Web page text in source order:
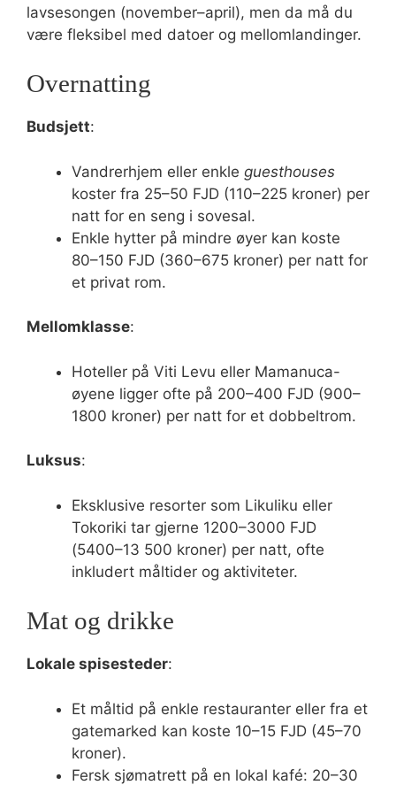
lavsesongen (november–april), men da må du
være fleksibel med datoer og mellomlandinger.
Overnatting
Budsjett:
Vandrerhjem eller enkle guesthouses
koster fra 25–50 FJD (110–225 kroner) per
natt for en seng i sovesal.
Enkle hytter på mindre øyer kan koste
80–150 FJD (360–675 kroner) per natt for
et privat rom.
Mellomklasse:
Hoteller på Viti Levu eller Mamanuca-
øyene ligger ofte på 200–400 FJD (900–
1800 kroner) per natt for et dobbeltrom.
Luksus:
Eksklusive resorter som Likuliku eller
Tokoriki tar gjerne 1200–3000 FJD
(5400–13 500 kroner) per natt, ofte
inkludert måltider og aktiviteter.
Mat og drikke
Lokale spisesteder:
Et måltid på enkle restauranter eller fra et
gatemarked kan koste 10–15 FJD (45–70
kroner).
Fersk sjømatrett på en lokal kafé: 20–30